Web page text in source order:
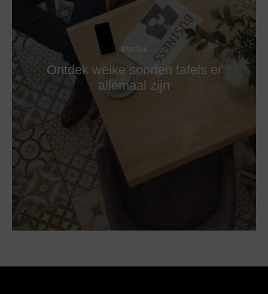
Interieur
Ontdek welke soorten tafels er
allemaal zijn